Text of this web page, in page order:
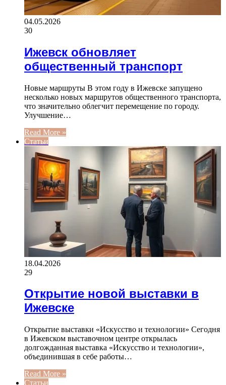
04.05.2026
30
Ижевск обновляет
общественный транспорт
Новые маршруты В этом году в Ижевске запущено
несколько новых маршрутов общественного транспорта,
что значительно облегчит перемещение по городу.
Улучшение…
Read More »
Статьи
18.04.2026
29
Открытие новой выставки в
Ижевске
Открытие выставки «Искусство и технологии» Сегодня
в Ижевском выставочном центре открылась
долгожданная выставка «Искусство и технологии»,
объединившая в себе работы…
Read More »
Статьи